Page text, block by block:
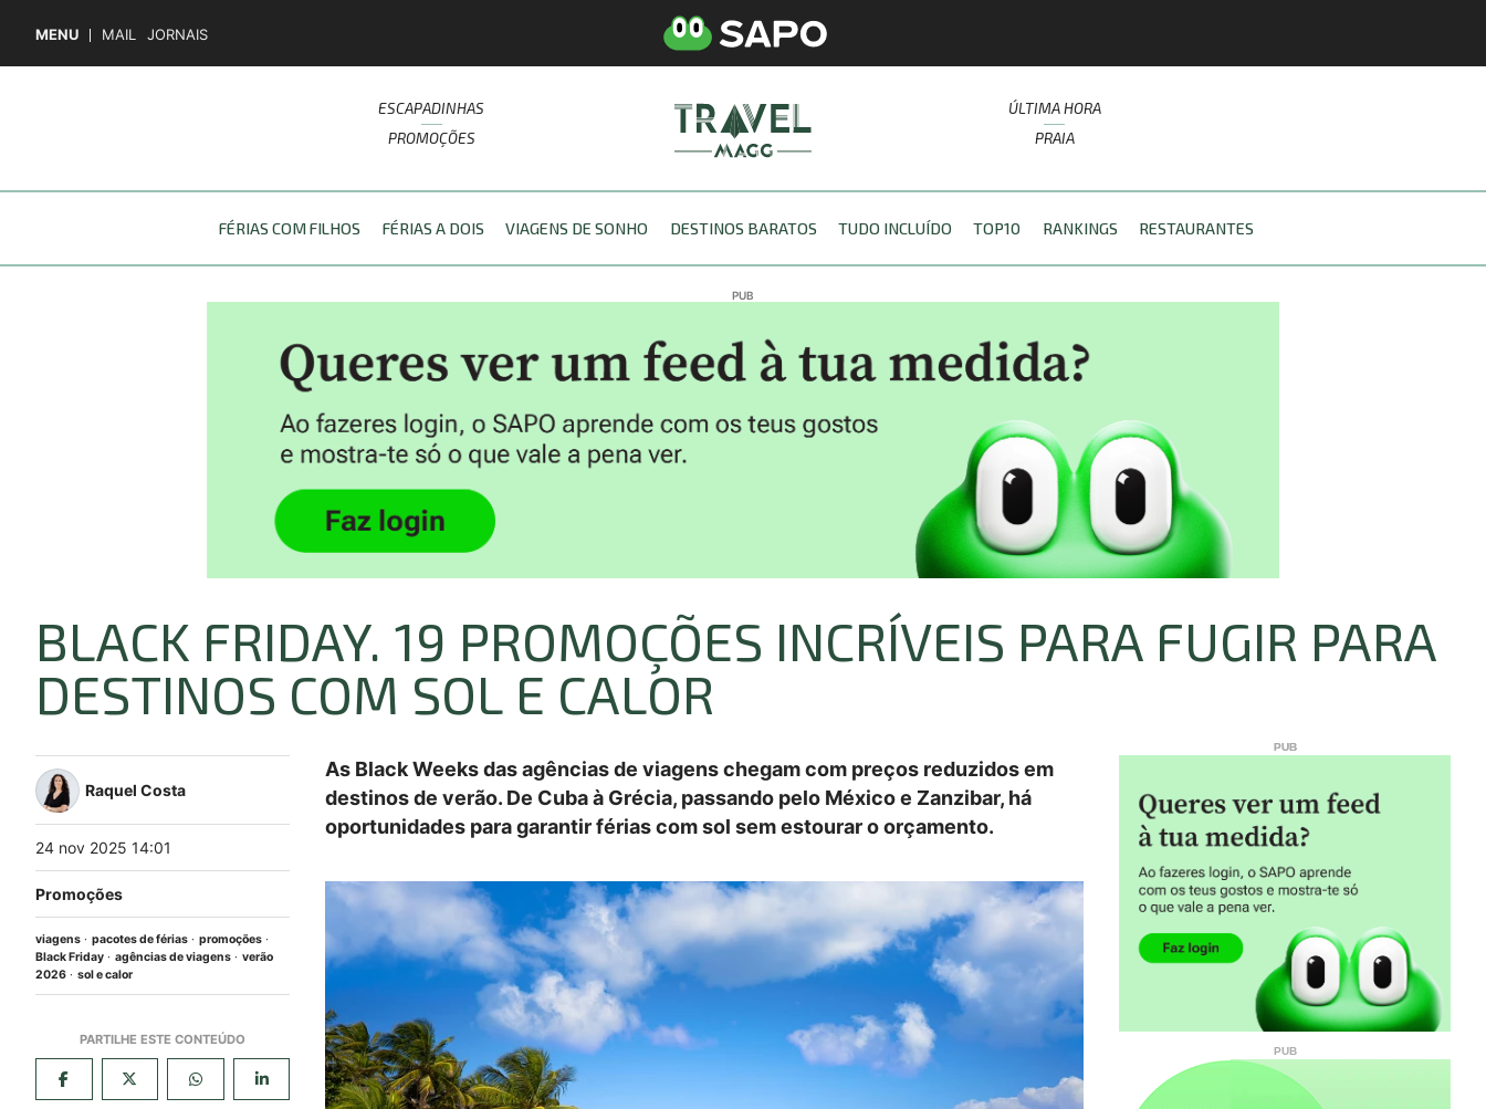
MENU MAIL JORNAIS
ESCAPADINHAS
PROMOÇÕES
ÚLTIMA HORA
PRAIA
FÉRIAS COM FILHOS FÉRIAS A DOIS VIAGENS DE SONHO DESTINOS BARATOS TUDO INCLUÍDO TOP10 RANKINGS RESTAURANTES
BLACK FRIDAY. 19 PROMOÇÕES INCRÍVEIS PARA FUGIR PARA
DESTINOS COM SOL E CALOR
Raquel Costa
24 nov 2025 14:01
Promoções
viagens pacotes de férias
promoções
Black Friday
agências de viagens
verão
2026
sol e calor
As Black Weeks das agências de viagens chegam com preços reduzidos em
destinos de verão. De Cuba à Grécia, passando pelo México e Zanzibar, há
oportunidades para garantir férias com sol sem estourar o orçamento.